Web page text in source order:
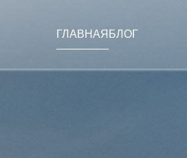
ГЛАВНАЯБЛОГ